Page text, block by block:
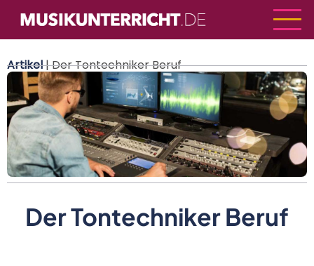
zum
Inhalt
Artikel| Der Tontechniker Beruf
Der Tontechniker Beruf